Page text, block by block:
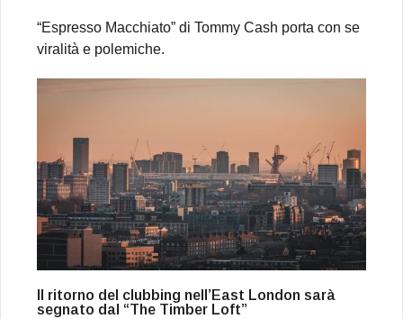
“Espresso Macchiato” di Tommy Cash porta con se
viralità e polemiche.
Il ritorno del clubbing nell’East London sarà
segnato dal “The Timber Loft”